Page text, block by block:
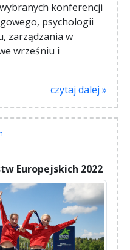
konferencji
psychologii
zarządzania w
wrześniu i
czytaj dalej »
Europejskich 2022